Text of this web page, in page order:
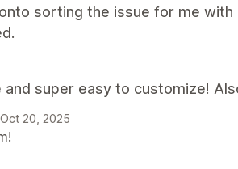
sorting the issue for me
and super easy to customize!
Oct 20, 2025